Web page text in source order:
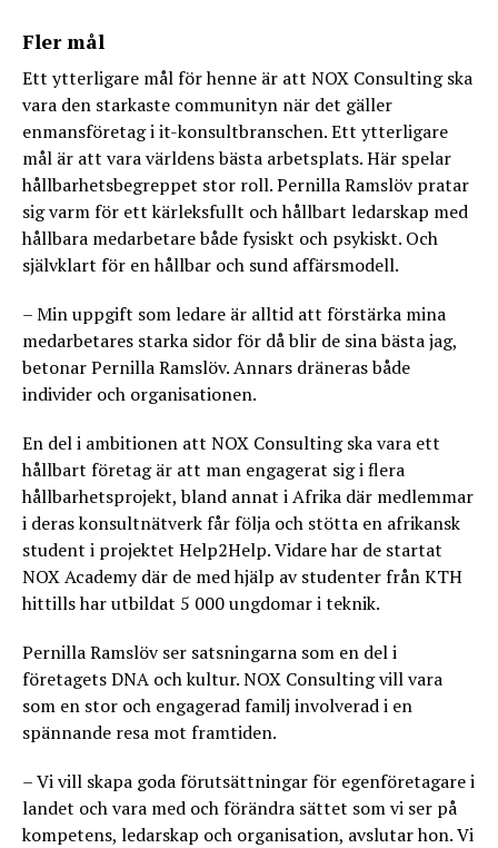
Fler mål
Ett ytterligare mål för henne är att NOX Consulting ska
vara den starkaste communityn när det gäller
enmansföretag i it-konsultbranschen. Ett ytterligare
mål är att vara världens bästa arbetsplats. Här spelar
hållbarhetsbegreppet stor roll. Pernilla Ramslöv pratar
sig varm för ett kärleksfullt och hållbart ledarskap med
hållbara medarbetare både fysiskt och psykiskt. Och
självklart för en hållbar och sund affärsmodell.
– Min uppgift som ledare är alltid att förstärka mina
medarbetares starka sidor för då blir de sina bästa jag,
betonar Pernilla Ramslöv. Annars dräneras både
individer och organisationen.
En del i ambitionen att NOX Consulting ska vara ett
hållbart företag är att man engagerat sig i flera
hållbarhetsprojekt, bland annat i Afrika där medlemmar
i deras konsultnätverk får följa och stötta en afrikansk
student i projektet Help2Help. Vidare har de startat
NOX Academy där de med hjälp av studenter från KTH
hittills har utbildat 5 000 ungdomar i teknik.
Pernilla Ramslöv ser satsningarna som en del i
företagets DNA och kultur. NOX Consulting vill vara
som en stor och engagerad familj involverad i en
spännande resa mot framtiden.
– Vi vill skapa goda förutsättningar för egenföretagare i
landet och vara med och förändra sättet som vi ser på
kompetens, ledarskap och organisation, avslutar hon. Vi